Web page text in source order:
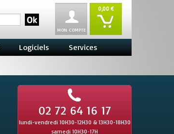
0,00 €
MON COMPTE
Logiciels Services
02 72 64 16 17
lundi-vendredi 10H30-12H30 & 13H30-18H30
samedi 10H30-17H